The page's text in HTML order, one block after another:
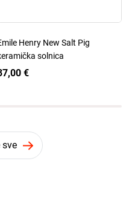
Henry New Salt Pig
solnica
€